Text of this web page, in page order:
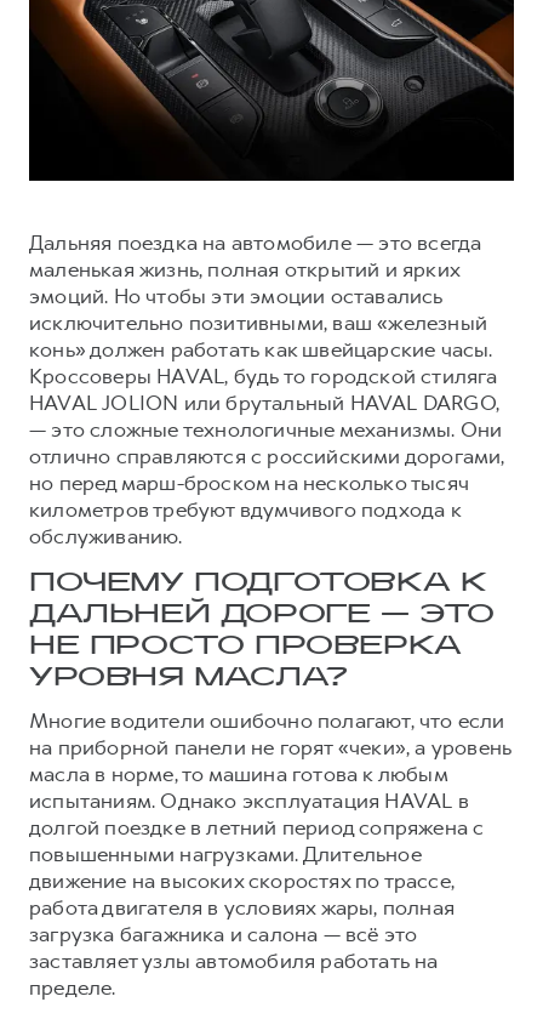
DARGO X
от 3 499 000 ₽
F7
от 2 899 000 ₽
F7X
от 3 599 000 ₽
POER
от 3 449 000 ₽
Тест-драйв
Трейд-ин
Страхование
Кредит
КОРПОРАТИВНЫМ КЛИЕНТАМ
Для малого бизнеса
Корпоративным клиентам
Крупным корпоративным клиентам
Система управления автопарком
Сервис для корпоративных клиентов
HAVAL Лизинг
АКСЕССУАРЫ HAVAL
Коллекция CITY
Коллекция Базовая
Коллекция Детская
СЕРВИСНОЕ ОБСЛУЖИВАНИЕ
Нулевое ТО
Программа «Помощь на дороге»
ПОДДЕРЖКА
GWM Безопасность
Гарантия HAVAL
Мобильное приложение GWM
Программа «HAVAL Защита+»
Руководства по эксплуатации
Подписки
АКСЕССУАРЫ HAVAL
Автомобильные аксессуары
Коллекция CITY
Коллекция Детская
О дилере
Наша команда
Дальняя поездка на автомобиле — это всегда
маленькая жизнь, полная открытий и ярких
эмоций. Но чтобы эти эмоции оставались
исключительно позитивными, ваш «железный
конь» должен работать как швейцарские часы.
Кроссоверы HAVAL, будь то городской стиляга
HAVAL JOLION или брутальный HAVAL DARGO,
— это сложные технологичные механизмы. Они
отлично справляются с российскими дорогами,
но перед марш-броском на несколько тысяч
километров требуют вдумчивого подхода к
обслуживанию.
ПОЧЕМУ ПОДГОТОВКА К
ДАЛЬНЕЙ ДОРОГЕ — ЭТО
НЕ ПРОСТО ПРОВЕРКА
УРОВНЯ МАСЛА?
Многие водители ошибочно полагают, что если
на приборной панели не горят «чеки», а уровень
масла в норме, то машина готова к любым
испытаниям. Однако эксплуатация HAVAL в
долгой поездке в летний период сопряжена с
повышенными нагрузками. Длительное
движение на высоких скоростях по трассе,
работа двигателя в условиях жары, полная
загрузка багажника и салона — всё это
заставляет узлы автомобиля работать на
пределе.